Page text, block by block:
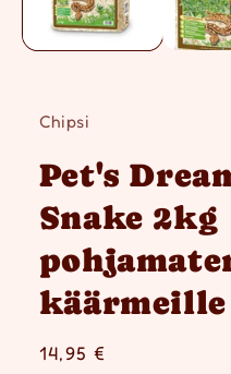
Chipsi
Pet's
Snake 2kg
käärmeille
Normaalihinta
14,95 €